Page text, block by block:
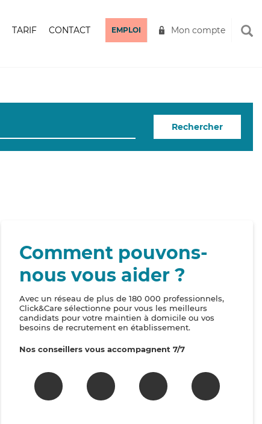
TARIF CONTACT EMPLOI Mon compte
Rechercher
Comment pouvons-
nous vous aider ?
Avec un réseau de plus de 180 000 professionnels,
Click&Care sélectionne pour vous les meilleurs
candidats pour votre maintien à domicile ou vos
besoins de recrutement en établissement.
Nos conseillers vous accompagnent 7/7